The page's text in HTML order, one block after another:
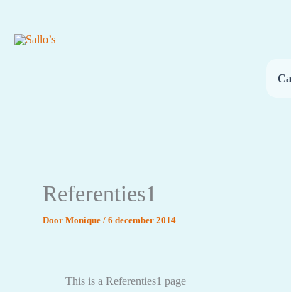
Referenties1
Door Monique / 6 december 2014
This is a Referenties1 page